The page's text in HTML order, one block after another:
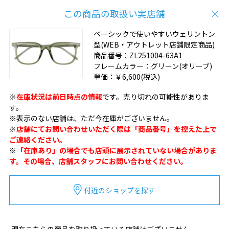
この商品の取扱い実店舗
ベーシックで使いやすいウェリントン
型(WEB・アウトレット店舗限定商品)
商品番号： ZL251004-63A1
フレームカラー： グリーン(オリーブ)
単価： ￥6,600(税込)
※在庫状況は前日時点の情報です。売り切れの可能性がありま
す。
※表示のない店舗は、ただ今在庫がございません。
※店舗にてお問い合わせいただく際は「商品番号」を控えた上で
ご連絡ください。
※ 「在庫あり」の場合でも店頭に展示されていない場合がありま
す。その場合、店舗スタッフにお問い合わせください。
付近のショップを探す